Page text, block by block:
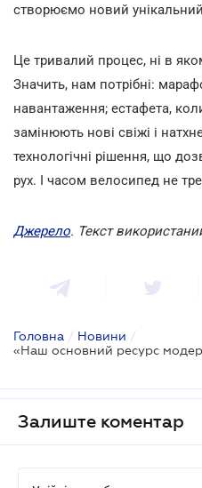
створюємо новий
Це тривалий процес, ні в
Значить, нам потрібні:
навантаження; естафета,
замінюють нові свіжі і
технологічні рішення, що
рух. І часом велосипед не
Джерело. Текст
Головна / Новини /
Залиште коментар